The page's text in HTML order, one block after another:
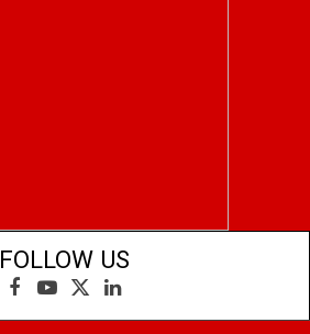
FOLLOW US
Facebook
YouTube
X
(Twitter)
LinkedIn